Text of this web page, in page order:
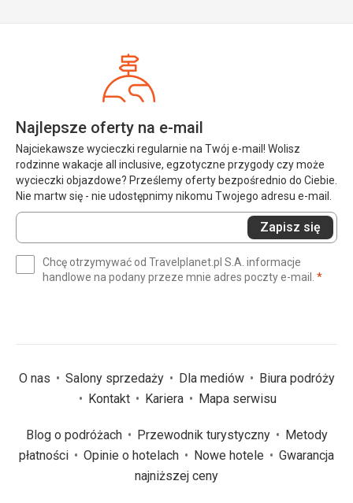
Najlepsze oferty na e-mail
Najciekawsze wycieczki regularnie na Twój e-mail! Wolisz
rodzinne wakacje all inclusive, egzotyczne przygody czy może
wycieczki objazdowe? Prześlemy oferty bezpośrednio do Ciebie.
Nie martw się - nie udostępnimy nikomu Twojego adresu e-mail.
Wprowadź
swój
(wymagane)
Zapisz się
Chcę otrzymywać od Travelplanet.pl S.A. informacje
handlowe na podany przeze mnie adres poczty e-mail. *
O nas Salony sprzedaży Dla mediów
Biura podróży
Kontakt
Kariera Mapa serwisu
Blog o podróżach Przewodnik turystyczny
Metody
płatności
Opinie o hotelach Nowe hotele
Gwarancja
najniższej ceny